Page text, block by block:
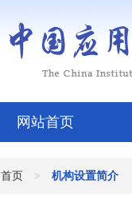
网站首页
首页 > 机构设置简介